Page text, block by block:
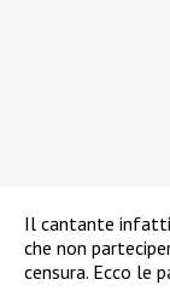
Il cantante
che non
censura. Ecco le